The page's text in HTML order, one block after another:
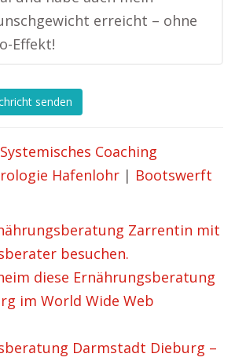
erreicht – ohne
Effekt!
senden
Systemisches Coaching
Hafenlohr | Bootswerft
Zarrentin mit
besuchen.
diese Ernährungsberatung
im World Wide Web
Darmstadt Dieburg –